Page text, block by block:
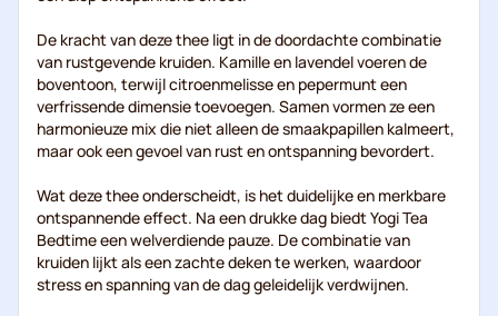
De kracht van deze thee ligt in de doordachte combinatie
van rustgevende kruiden. Kamille en lavendel voeren de
boventoon, terwijl citroenmelisse en pepermunt een
verfrissende dimensie toevoegen. Samen vormen ze een
harmonieuze mix die niet alleen de smaakpapillen kalmeert,
maar ook een gevoel van rust en ontspanning bevordert.
Wat deze thee onderscheidt, is het duidelijke en merkbare
ontspannende effect. Na een drukke dag biedt Yogi Tea
Bedtime een welverdiende pauze. De combinatie van
kruiden lijkt als een zachte deken te werken, waardoor
stress en spanning van de dag geleidelijk verdwijnen.